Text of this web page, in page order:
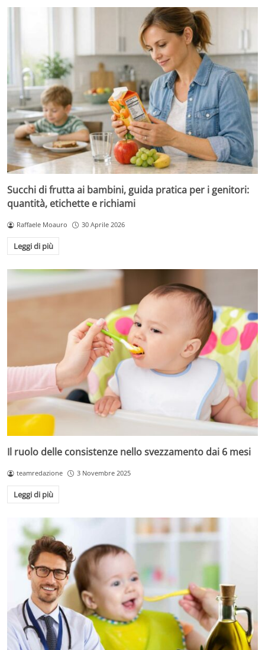
Succhi di frutta ai bambini, guida pratica per i genitori:
quantità, etichette e richiami
Raffaele Moauro 30 Aprile 2026
Leggi di più
Il ruolo delle consistenze nello svezzamento dai 6 mesi
teamredazione 3 Novembre 2025
Leggi di più